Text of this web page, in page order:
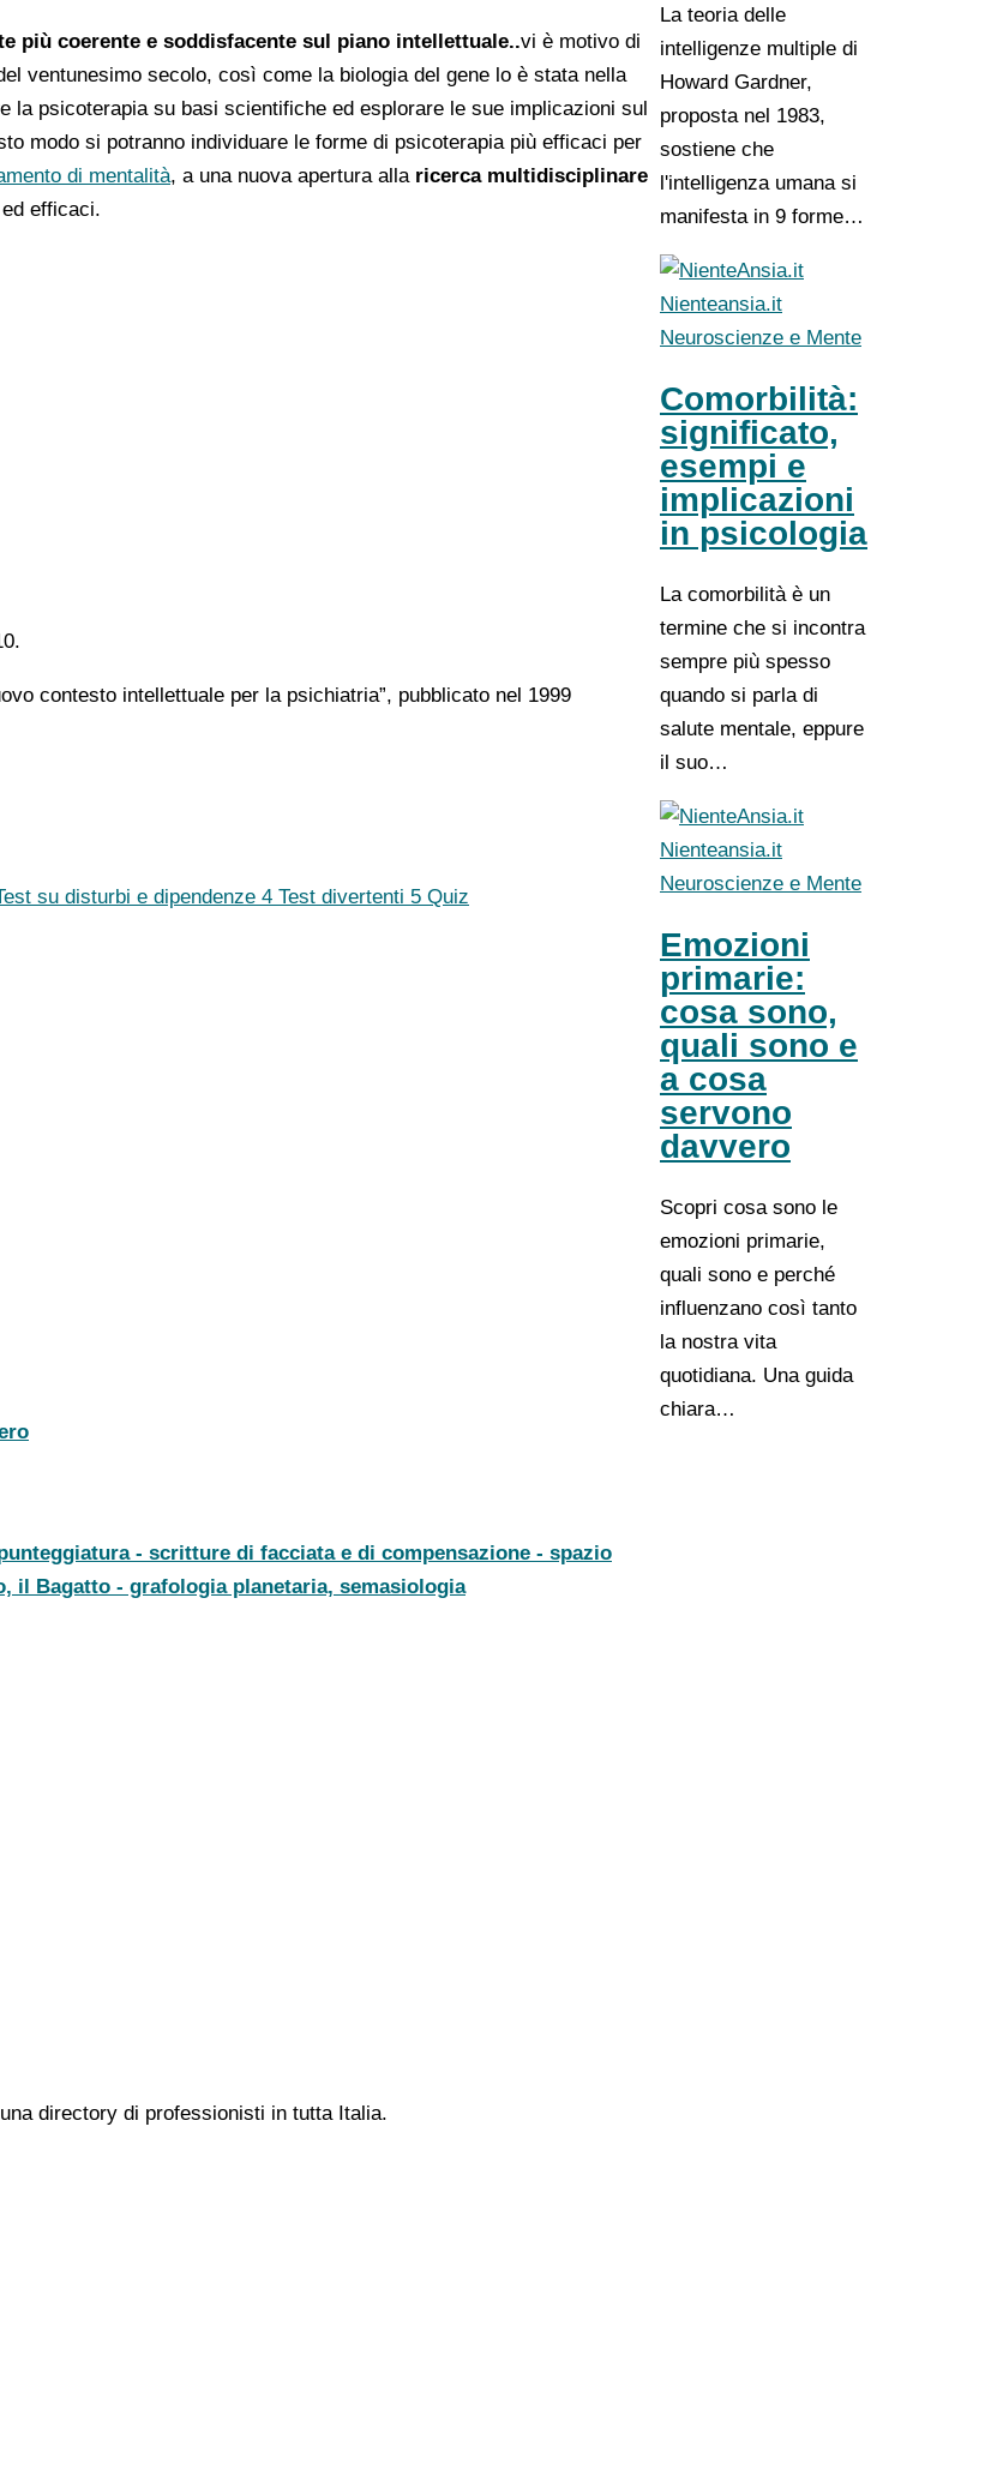
più coerente e soddisfacente sul piano intellettuale..vi è motivo di
ventunesimo secolo, così come la biologia del gene lo è stata nella
la psicoterapia su basi scientifiche ed esplorare le sue implicazioni sul
modo si potranno individuare le forme di psicoterapia più efficaci per
di mentalità, a una nuova apertura alla ricerca multidisciplinare
efficaci.
contesto intellettuale per la psichiatria”, pubblicato nel 1999
su disturbi e dipendenze 4 Test divertenti 5 Quiz
- scritture di facciata e di compensazione - spazio
il Bagatto - grafologia planetaria, semasiologia
La teoria delle
intelligenze multiple di
Howard Gardner,
proposta nel 1983,
sostiene che
l'intelligenza umana si
manifesta in 9 forme…
Nienteansia.it
Neuroscienze e Mente
Comorbilità:
significato,
esempi e
implicazioni
in psicologia
La comorbilità è un
termine che si incontra
sempre più spesso
quando si parla di
salute mentale, eppure
il suo…
Nienteansia.it
Neuroscienze e Mente
Emozioni
primarie:
cosa sono,
quali sono e
a cosa
servono
davvero
Scopri cosa sono le
emozioni primarie,
quali sono e perché
influenzano così tanto
la nostra vita
quotidiana. Una guida
chiara…
directory di professionisti in tutta Italia.